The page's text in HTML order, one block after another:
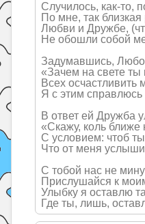
Случилось, как-то,
По мне, так близкая
Любви и Дружбе,
Не обошли собой
Задумавшись,
«Зачем на свете ты
Всех осчастливить
Я с этим справлюсь
В ответ ей Дружба
«Скажу, коль ближе
С условием: чтоб
Что от меня
С тобой нас не
Прислушайся к
Улыбку я оставлю
Где ты, лишь,